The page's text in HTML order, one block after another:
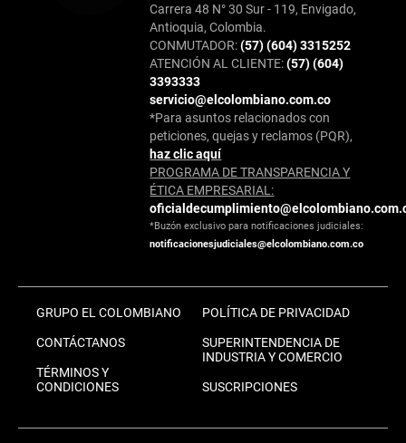
Carrera 48 N° 30 Sur - 119, Envigado,
Antioquia, Colombia.
CONMUTADOR:(57) (604) 3315252
ATENCIÓN AL CLIENTE:(57) (604)
3393333
servicio@elcolombiano.com.co
*Para asuntos relacionados con
peticiones, quejas y reclamos (PQR),
haz clic aquí
PROGRAMA DE TRANSPARENCIA Y
ÉTICA EMPRESARIAL:
*Buzón exclusivo para notificaciones judiciales:
notificacionesjudiciales@elcolombiano.com.co
GRUPO EL COLOMBIANO
CONTÁCTANOS
TÉRMINOS Y
CONDICIONES
POLÍTICA DE PRIVACIDAD
SUPERINTENDENCIA DE
INDUSTRIA Y COMERCIO
SUSCRIPCIONES